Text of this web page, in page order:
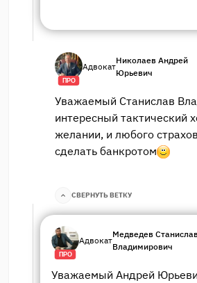
ПРО
Адвокат
Николаев Андрей
Юрьевич
Уважаемый Станислав
интересный тактический
желании, и любого
сделать банкротом
СВЕРНУТЬ ВЕТКУ
ПРО
Адвокат
Медведев Станислав
Владимирович
Уважаемый Андрей